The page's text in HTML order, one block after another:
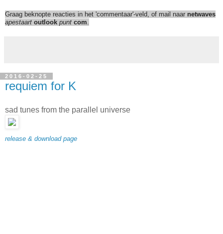
Graag beknopte reacties in het 'commentaar'-veld, of mail naar netwaves
apestaart outlook punt com
2016-02-25
requiem for K
sad tunes from the parallel universe
release & download page